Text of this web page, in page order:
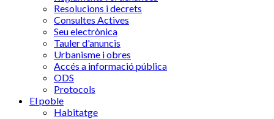
Resolucions i decrets
Consultes Actives
Seu electrònica
Tauler d'anuncis
Urbanisme i obres
Accés a informació pública
ODS
Protocols
El poble
Habitatge